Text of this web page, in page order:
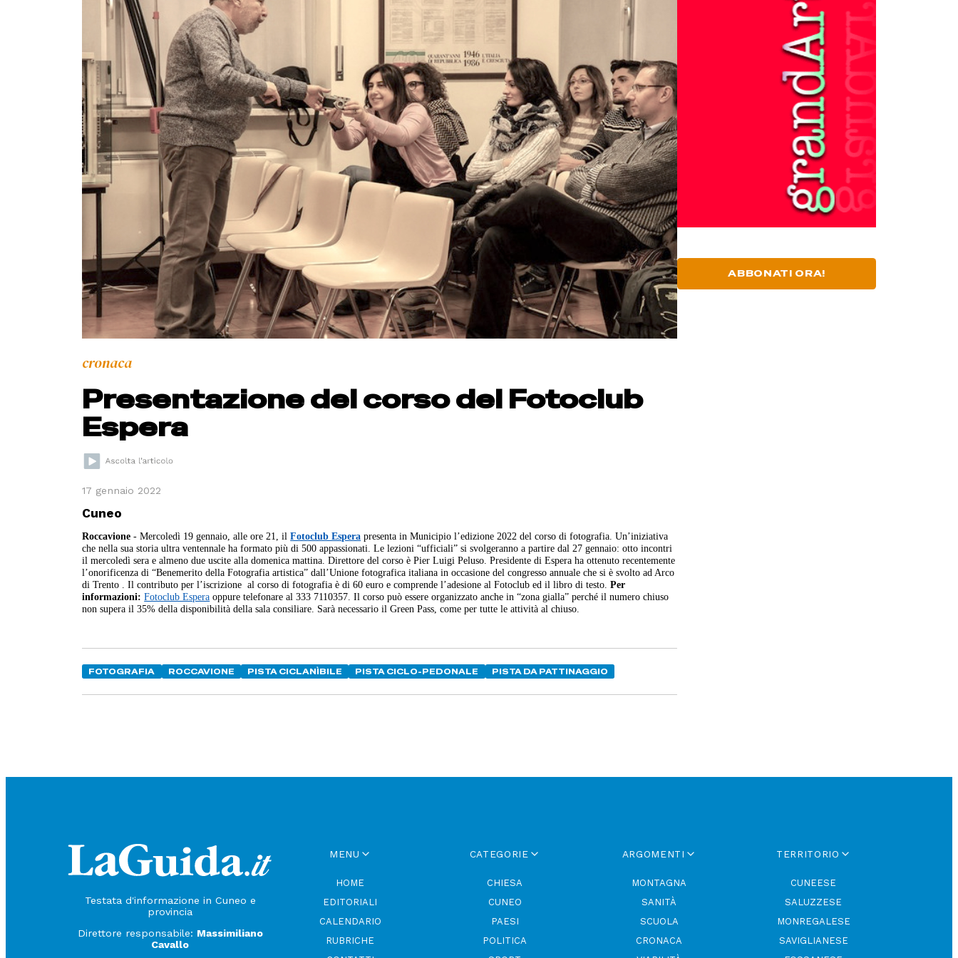
cronaca
Presentazione del corso del Fotoclub
Espera
17 gennaio 2022
Cuneo
Roccavione - Mercoledì 19 gennaio, alle ore 21, ilFotoclub Espera presenta in Municipio l’edizione 2022 del corso di fotografia.Un’iniziativa
che nella sua storia ultra ventennale ha formato più di 500 appassionati.Le lezioni “ufficiali” si svolgeranno a partire dal 27 gennaio: otto incontri
il mercoledì sera e almeno due uscite alla domenica mattina. Direttore del corso è Pier Luigi Peluso. Presidente di Espera ha ottenuto recentemente
l’onorificenza di “Benemerito della Fotografia artistica” dall’Unione fotografica italiana in occasione del congresso annuale che si è svolto ad Arco
di Trento .
Il contributo per l’iscrizione al corso di fotografia è di 60 euro e comprende l’adesione al Fotoclub ed il libro di testo. Per
informazioni:Fotoclub Espera oppure telefonare al 333 7110357. Il corso può essere organizzato anche in “zona gialla” perché il numero chiuso
non supera il 35% della disponibilità della sala consiliare. Sarà necessario il Green Pass, come per tutte le attività al chiuso.
FOTOGRAFIA ROCCAVIONE PISTA CICLANÌBILE PISTA CICLO-PEDONALE PISTA DA PATTINAGGIO
ABBONATI ORA!
Testata d'informazione in Cuneo e
provincia
Direttore responsabile: Massimiliano
Cavallo
MENU
HOME
EDITORIALI
CALENDARIO
RUBRICHE
CATEGORIE
CHIESA
CUNEO
PAESI
POLITICA
ARGOMENTI
MONTAGNA
SANITÀ
SCUOLA
CRONACA
TERRITORIO
CUNEESE
SALUZZESE
MONREGALESE
SAVIGLIANESE